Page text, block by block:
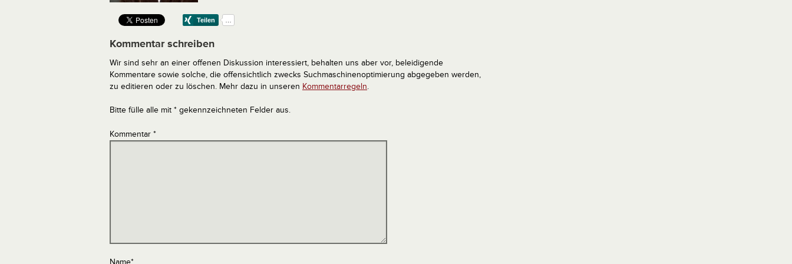
Kommentar schreiben
Wir sind sehr an einer offenen Diskussion interessiert, behalten uns aber vor, beleidigende
Kommentare sowie solche, die offensichtlich zwecks Suchmaschinenoptimierung abgegeben werden,
zu editieren oder zu löschen. Mehr dazu in unseren Kommentarregeln.
Bitte fülle alle mit * gekennzeichneten Felder aus.
Kommentar *
Name*